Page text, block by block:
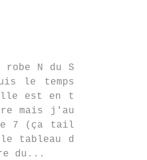
N du S
le temps
est en t
mais j'au
7 (ça tail
tableau d
du...